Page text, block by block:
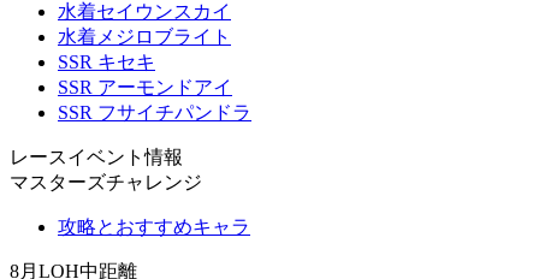
水着セイウンスカイ
水着メジロブライト
SSR キセキ
SSR アーモンドアイ
SSR フサイチパンドラ
レースイベント情報
マスターズチャレンジ
攻略とおすすめキャラ
8月LOH中距離